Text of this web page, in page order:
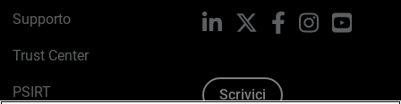
Supporto
Trust Center
PSIRT
LinkedIn FacebookInstagram
Scrivici